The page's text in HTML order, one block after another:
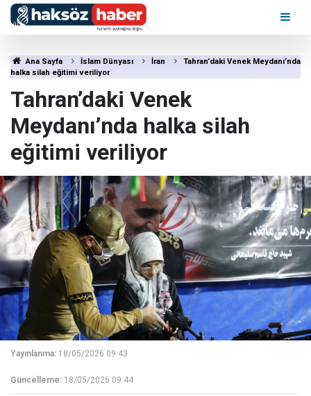
Ana Sayfa İslam Dünyası İran
Tahran’daki Venek Meydanı’nda
halka silah eğitimi veriliyor
Tahran’daki Venek
Meydanı’nda halka silah
eğitimi veriliyor
Yayınlanma: 18/05/2026 09:43
Güncelleme: 18/05/2026 09:44